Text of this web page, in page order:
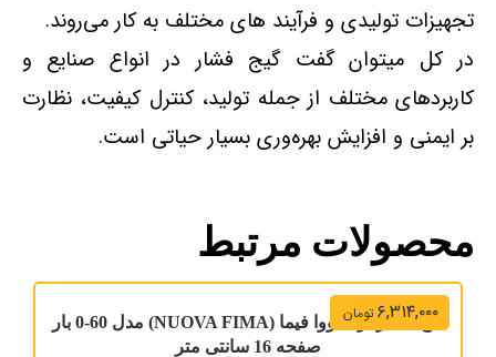
تجهیزات تولیدی و فرآیند های مختلف به کار می‌روند.
در کل میتوان گفت گیج فشار در انواع صنایع و
کاربردهای مختلف از جمله تولید، کنترل کیفیت، نظارت
بر ایمنی و افزایش بهره‌وری بسیار حیاتی است.
محصولات مرتبط
گیج فشار برند نووا فیما (NUOVA FIMA) مدل 60-0 بار
صفحه 16 سانتی متر
۶,۳۱۴,۰۰۰تومان